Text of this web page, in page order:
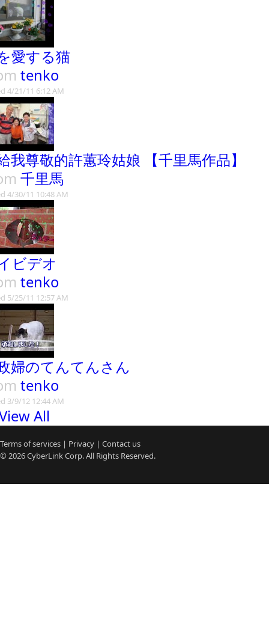
愛する猫
tenko
4/21/11 6:12 AM
我尊敬的許蕙玲姑娘 【千里馬作品】
千里馬
4/30/11 10:48 AM
ビデオ
tenko
5/25/11 12:57 AM
婦のてんてんさん
tenko
3/9/12 12:44 AM
All
Terms of services | Privacy | Contact us
© 2026CyberLinkCorp. All Rights Reserved.